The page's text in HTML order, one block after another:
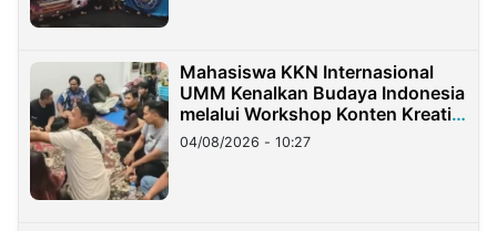
Mahasiswa KKN Internasional
UMM Kenalkan Budaya Indonesia
melalui Workshop Konten Kreatif
di Taiwan
04/08/2026 - 10:27